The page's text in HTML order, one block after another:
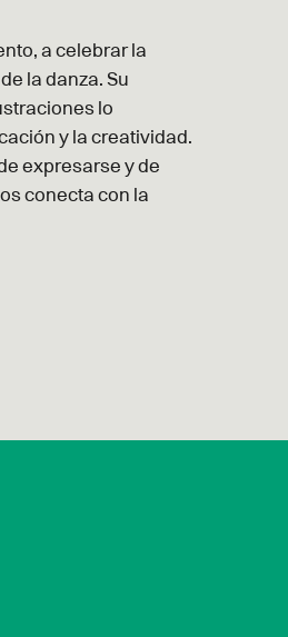
a celebrar la
la danza. Su
lo
y la creatividad.
expresarse y de
conecta con la